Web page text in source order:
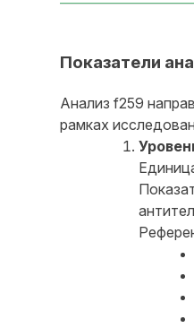
Показатели
Анализ f259
рамках